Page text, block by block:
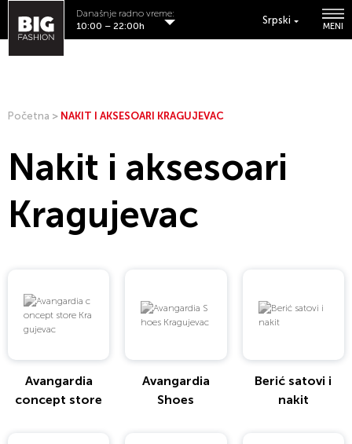
Srpski
MENI
Današnje radno vreme:
10:00 – 22:00h
Početna > NAKIT I AKSESOARI KRAGUJEVAC
Nakit i aksesoari
Kragujevac
Avangardia
concept store
Avangardia
Shoes
Berić satovi i
nakit